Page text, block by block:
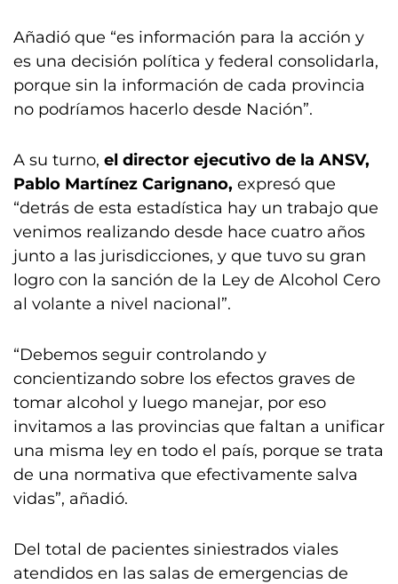
Añadió que “es información para la acción y
es una decisión política y federal consolidarla,
porque sin la información de cada provincia
no podríamos hacerlo desde Nación”.
A su turno, el director ejecutivo de la ANSV,
Pablo Martínez Carignano, expresó que
“detrás de esta estadística hay un trabajo que
venimos realizando desde hace cuatro años
junto a las jurisdicciones, y que tuvo su gran
logro con la sanción de la Ley de Alcohol Cero
al volante a nivel nacional”.
“Debemos seguir controlando y
concientizando sobre los efectos graves de
tomar alcohol y luego manejar, por eso
invitamos a las provincias que faltan a unificar
una misma ley en todo el país, porque se trata
de una normativa que efectivamente salva
vidas”, añadió.
Del total de pacientes siniestrados viales
atendidos en las salas de emergencias de